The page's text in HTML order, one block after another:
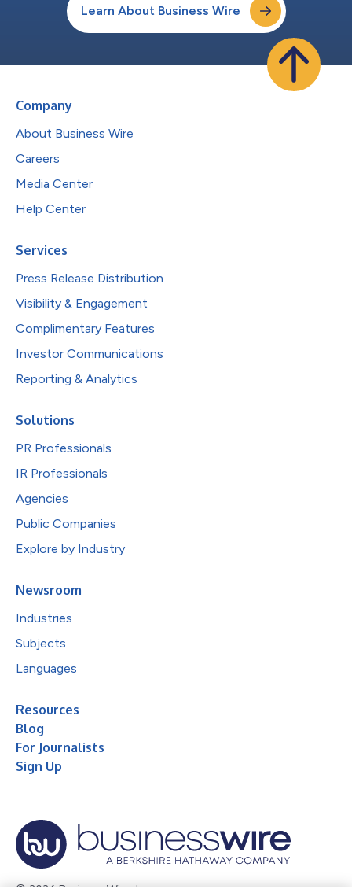
Learn About Business Wire
Company
About Business Wire
Careers
Media Center
Help Center
Services
Press Release Distribution
Visibility & Engagement
Complimentary Features
Investor Communications
Reporting & Analytics
Solutions
PR Professionals
IR Professionals
Agencies
Public Companies
Explore by Industry
Newsroom
Industries
Subjects
Languages
Resources
Blog
For Journalists
Sign Up